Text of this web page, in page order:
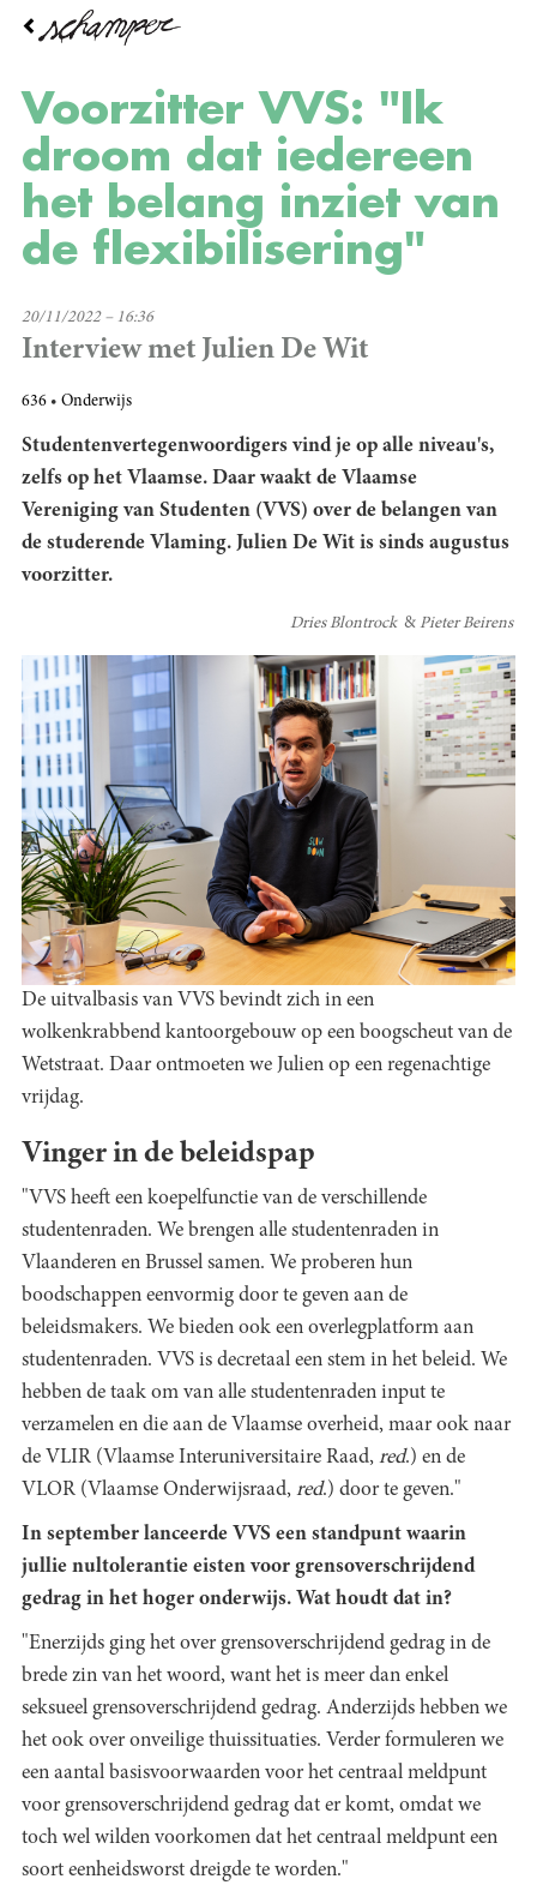
Overslaan
inhoud
Voorzitter VVS: "Ik
droom dat iedereen
het belang inziet van
de flexibilisering"
20/11/2022 – 16:36
Interview met Julien De Wit
636 Onderwijs
Studentenvertegenwoordigers vind je op alle niveau's,
zelfs op het Vlaamse. Daar waakt de Vlaamse
Vereniging van Studenten (VVS) over de belangen van
de studerende Vlaming. Julien De Wit is sinds augustus
voorzitter.
Dries Blontrock Pieter Beirens
De uitvalbasis van VVS bevindt zich in een
wolkenkrabbend kantoorgebouw op een boogscheut van de
Wetstraat. Daar ontmoeten we Julien op een regenachtige
vrijdag.
Vinger in de beleidspap
"VVS heeft een koepelfunctie van de verschillende
studentenraden. We brengen alle studentenraden in
Vlaanderen en Brussel samen. We proberen hun
boodschappen eenvormig door te geven aan de
beleidsmakers. We bieden ook een overlegplatform aan
studentenraden. VVS is decretaal een stem in het beleid. We
hebben de taak om van alle studentenraden input te
verzamelen en die aan de Vlaamse overheid, maar ook naar
de VLIR (Vlaamse Interuniversitaire Raad, red.) en de
VLOR (Vlaamse Onderwijsraad, red.) door te geven."
In september lanceerde VVS een standpunt waarin
jullie nultolerantie eisten voor grensoverschrijdend
gedrag in het hoger onderwijs. Wat houdt dat in?
"Enerzijds ging het over grensoverschrijdend gedrag in de
brede zin van het woord, want het is meer dan enkel
seksueel grensoverschrijdend gedrag. Anderzijds hebben we
het ook over onveilige thuissituaties. Verder formuleren we
een aantal basisvoorwaarden voor het centraal meldpunt
voor grensoverschrijdend gedrag dat er komt, omdat we
toch wel wilden voorkomen dat het centraal meldpunt een
soort eenheidsworst dreigde te worden."